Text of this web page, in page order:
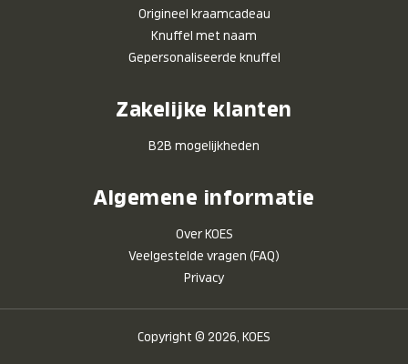
Origineel kraamcadeau
Knuffel met naam
Gepersonaliseerde knuffel
Zakelijke klanten
B2B mogelijkheden
Algemene informatie
Over KOES
Veelgestelde vragen (FAQ)
Privacy
Copyright © 2026, KOES